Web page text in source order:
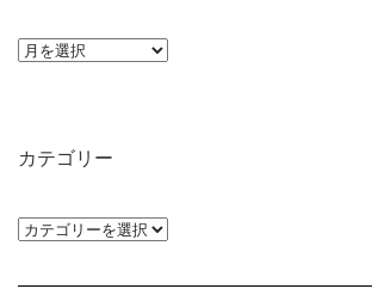
ア
ブ
カテゴリー
カ
ゴ